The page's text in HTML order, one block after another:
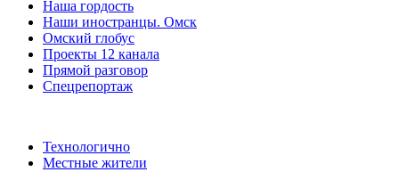
Наша гордость
Наши иностранцы. Омск
Омский глобус
Проекты 12 канала
Прямой разговор
Спецрепортаж
Технологично
Местные жители